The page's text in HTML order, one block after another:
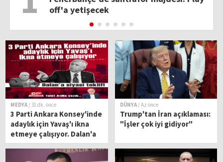
off'a yetişecek
MEDYA / 31 dk. önce
3 Parti Ankara Konsey'inde
adaylık için Yavaş'ı ikna
etmeye çalışıyor. Dalan'a
siyasi teklif!
DÜNYA / Az önce
Trump'tan İran açıklaması:
"İşler çok iyi gidiyor"